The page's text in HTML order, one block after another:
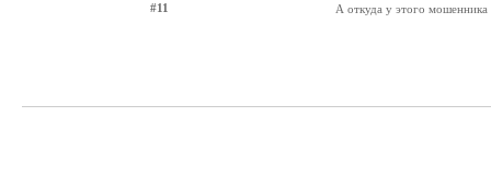
#11 А откуда у этого